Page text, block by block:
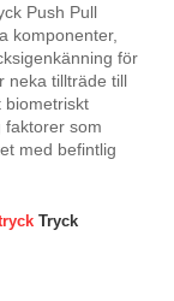
Push Pull
komponenter,
för
neka tillträde till
biometriskt
faktorer som
med befintlig
Tryck